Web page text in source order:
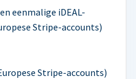
eenmalige iDEAL-
Stripe-accounts)
Stripe-accounts)